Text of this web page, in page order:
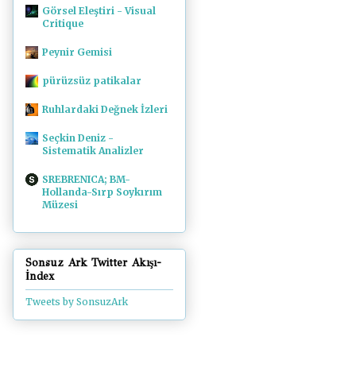
Görsel Eleştiri - Visual
Critique
Peynir Gemisi
pürüzsüz patikalar
Ruhlardaki Değnek İzleri
Seçkin Deniz -
Sistematik Analizler
SREBRENICA; BM-
Hollanda-Sırp Soykırım
Müzesi
Sonsuz Ark Twitter Akışı-
İndex
Tweets by SonsuzArk